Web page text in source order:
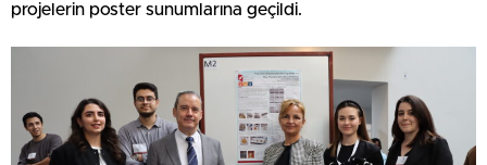
projelerin poster sunumlarına geçildi.